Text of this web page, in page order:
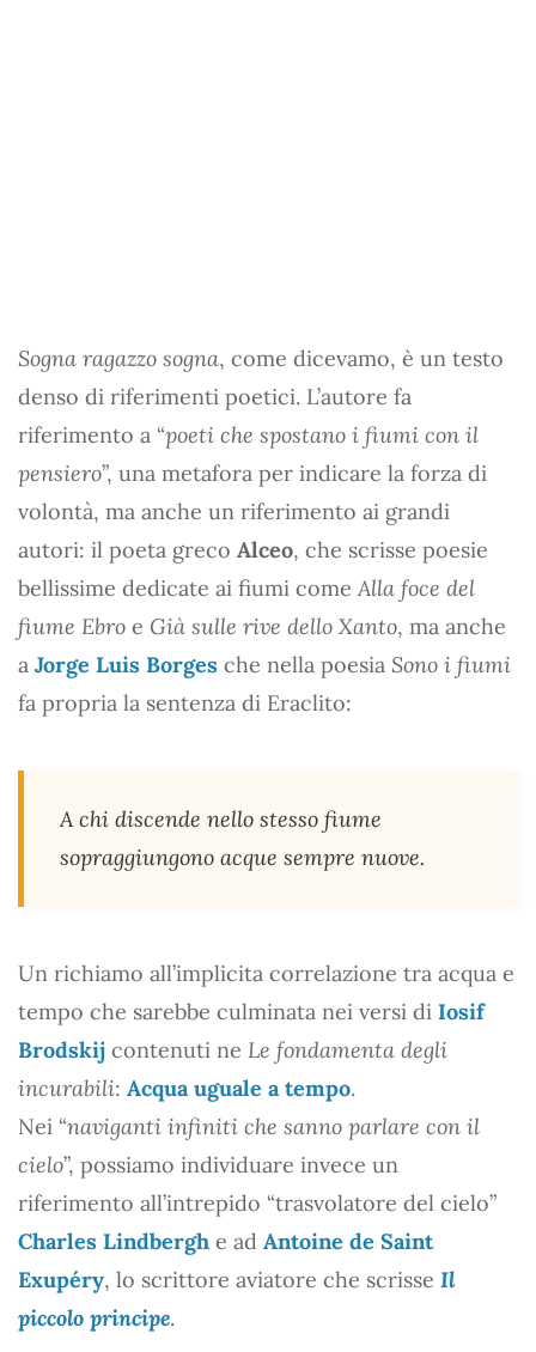
Sogna ragazzo sogna, come dicevamo, è un testo
denso di riferimenti poetici. L’autore fa
riferimento a “poeti che spostano i fiumi con il
pensiero”, una metafora per indicare la forza di
volontà, ma anche un riferimento ai grandi
autori: il poeta greco Alceo, che scrisse poesie
bellissime dedicate ai fiumi come Alla foce del
fiume Ebro e Già sulle rive dello Xanto, ma anche
a Jorge Luis Borges che nella poesia Sono i fiumi
fa propria la sentenza di Eraclito:
A chi discende nello stesso fiume
sopraggiungono acque sempre nuove.
Un richiamo all’implicita correlazione tra acqua e
tempo che sarebbe culminata nei versi di Iosif
Brodskij contenuti ne Le fondamenta degli
incurabili: Acqua uguale a tempo.
Nei “naviganti infiniti che sanno parlare con il
cielo”, possiamo individuare invece un
riferimento all’intrepido “trasvolatore del cielo”
Charles Lindbergh e ad Antoine de Saint
Exupéry, lo scrittore aviatore che scrisse Il
piccolo principe.